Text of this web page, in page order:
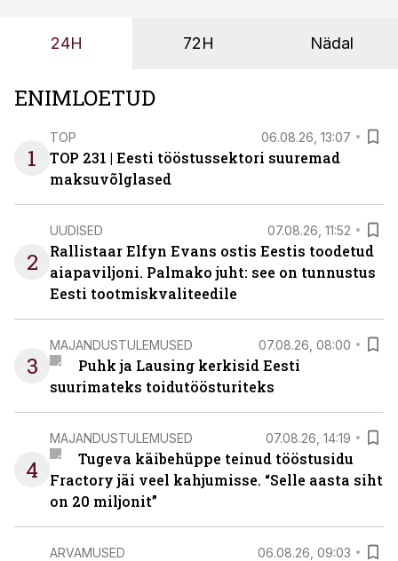
24H 72H Nädal
ENIMLOETUD
1
TOP 06.08.26, 13:07
TOP 231 | Eesti tööstussektori suuremad
maksuvõlglased
2
UUDISED 07.08.26, 11:52
Rallistaar Elfyn Evans ostis Eestis toodetud
aiapaviljoni. Palmako juht: see on tunnustus
Eesti tootmiskvaliteedile
3
MAJANDUSTULEMUSED 07.08.26, 08:00
Puhk ja Lausing kerkisid Eesti
suurimateks toidutöösturiteks
4
MAJANDUSTULEMUSED 07.08.26, 14:19
Tugeva käibehüppe teinud tööstusidu
Fractory jäi veel kahjumisse. “Selle aasta siht
on 20 miljonit”
ARVAMUSED 06.08.26, 09:03